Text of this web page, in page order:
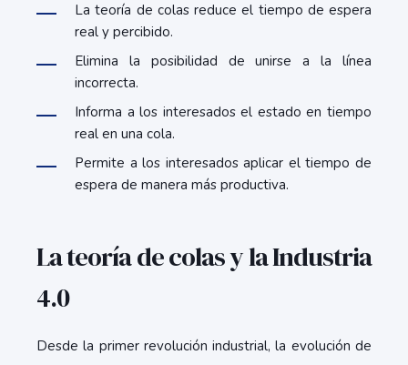
La teoría de colas reduce el tiempo de espera
real y percibido.
Elimina la posibilidad de unirse a la línea
incorrecta.
Informa a los interesados el estado en tiempo
real en una cola.
Permite a los interesados aplicar el tiempo de
espera de manera más productiva.
La teoría de colas y la Industria
4.0
Desde la primer revolución industrial, la evolución de